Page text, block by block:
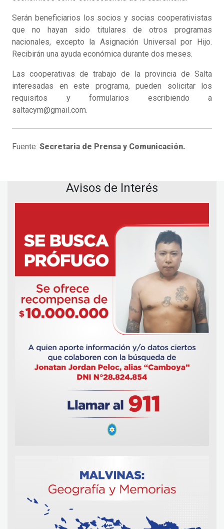
Serán beneficiarios los socios y socias cooperativistas
que no hayan sido titulares de otros programas
nacionales, excepto la Asignación Universal por Hijo.
Recibirán una ayuda económica durante dos meses.
Las cooperativas de trabajo de la provincia de Salta
interesadas en este programa, pueden solicitar los
requisitos y formularios escribiendo a
saltacym@gmail.com.
Fuente: Secretaria de Prensa y Comunicación.
Avisos de Interés